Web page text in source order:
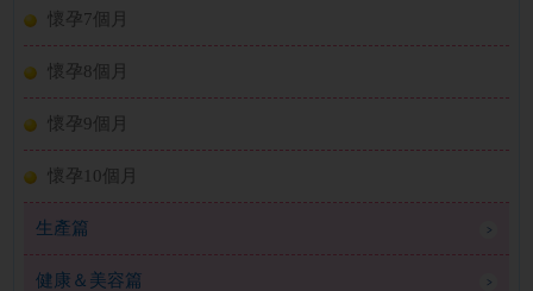
懷孕7個月
懷孕8個月
懷孕9個月
懷孕10個月
生產篇
健康＆美容篇